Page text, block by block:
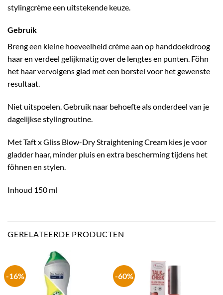
stylingcrème een uitstekende keuze.
Gebruik
Breng een kleine hoeveelheid crème aan op handdoekdroog
haar en verdeel gelijkmatig over de lengtes en punten. Föhn
het haar vervolgens glad met een borstel voor het gewenste
resultaat.
Niet uitspoelen. Gebruik naar behoefte als onderdeel van je
dagelijkse stylingroutine.
Met Taft x Gliss Blow-Dry Straightening Cream kies je voor
gladder haar, minder pluis en extra bescherming tijdens het
föhnen en stylen.
Inhoud 150 ml
GERELATEERDE PRODUCTEN
-16% -60%